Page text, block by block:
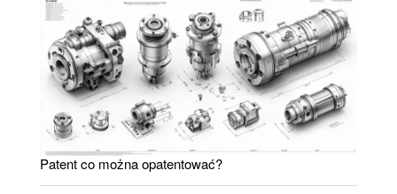
Patent co można opatentować?